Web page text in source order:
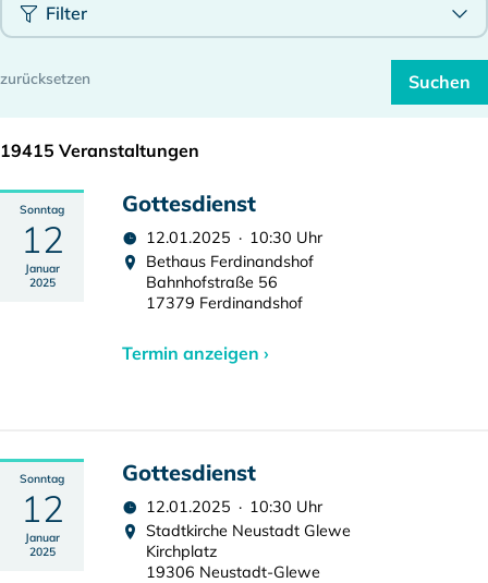
Filter
19415 Veranstaltungen
Sonntag
12
Januar
2025
Gottesdienst
12.01.2025 · 10:30 Uhr
Bethaus Ferdinandshof
Bahnhofstraße 56
17379 Ferdinandshof
Termin anzeigen ›
Sonntag
12
Januar
2025
Gottesdienst
12.01.2025 · 10:30 Uhr
Stadtkirche Neustadt Glewe
Kirchplatz
19306 Neustadt-Glewe